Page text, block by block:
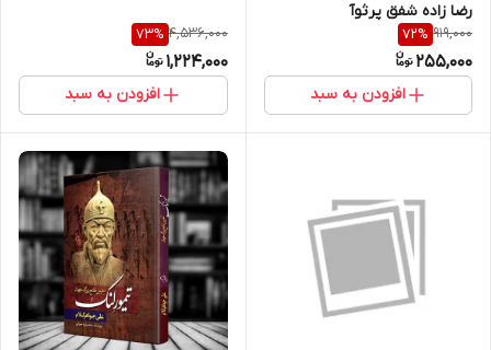
رضا زاده شفق پرثوآ
919,000
72%
255,000
افزودن به سبد
4,536,000
73%
1,224,000
افزودن به سبد